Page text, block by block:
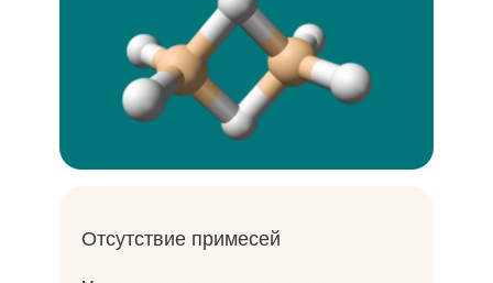
Отсутствие примесей